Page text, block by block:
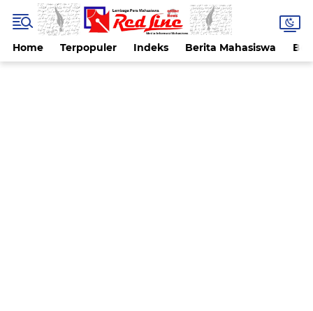
Home Terpopuler Indeks Berita Mahasiswa